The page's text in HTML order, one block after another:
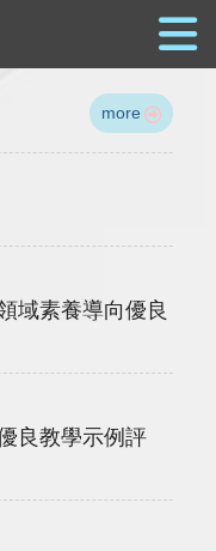
more
域素養導向優良
良教學示例評